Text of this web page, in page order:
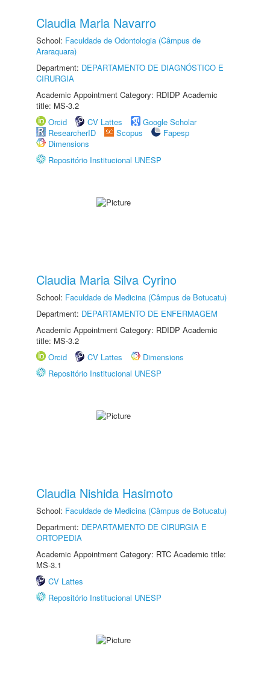
Claudia Maria Navarro
School: Faculdade de Odontologia (Câmpus de
Araraquara)
Department: DEPARTAMENTO DE DIAGNÓSTICO E
CIRURGIA
Academic Appointment Category: RDIDP Academic
title: MS-3.2
Orcid
CV Lattes
Google Scholar
ResearcherID
Scopus
Fapesp
Dimensions
Repositório Institucional UNESP
Claudia Maria Silva Cyrino
School: Faculdade de Medicina (Câmpus de Botucatu)
Department: DEPARTAMENTO DE ENFERMAGEM
Academic Appointment Category: RDIDP Academic
title: MS-3.2
Orcid
CV Lattes
Dimensions
Repositório Institucional UNESP
Claudia Nishida Hasimoto
School: Faculdade de Medicina (Câmpus de Botucatu)
Department: DEPARTAMENTO DE CIRURGIA E
ORTOPEDIA
Academic Appointment Category: RTC Academic title:
MS-3.1
CV Lattes
Repositório Institucional UNESP